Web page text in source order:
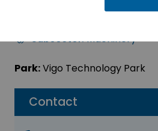
Contact
Subsector:Machinery
Park:Vigo Technology Park